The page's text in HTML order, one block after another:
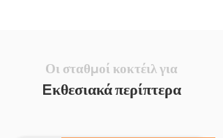
Οι σταθμοί κοκτέιλ για
Eκθεσιακά περίπτερα